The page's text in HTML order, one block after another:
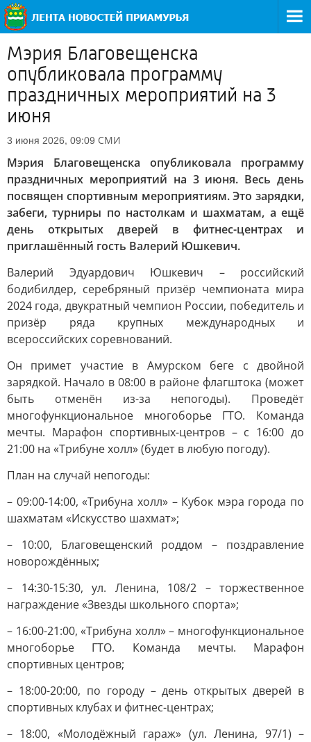
Мэрия Благовещенска
опубликовала программу
праздничных мероприятий на 3
июня
3 июня 2026, 09:09 СМИ
Мэрия Благовещенска опубликовала программу
праздничных мероприятий на 3 июня. Весь день
посвящен спортивным мероприятиям. Это зарядки,
забеги, турниры по настолкам и шахматам, а ещё
день открытых дверей в фитнес-центрах и
приглашённый гость Валерий Юшкевич.
Валерий Эдуардович Юшкевич – российский
бодибилдер, серебряный призёр чемпионата мира
2024 года, двукратный чемпион России, победитель и
призёр ряда крупных международных и
всероссийских соревнований.
Он примет участие в Амурском беге с двойной
зарядкой. Начало в 08:00 в районе флагштока (может
быть отменён из-за непогоды). Проведёт
многофункциональное многоборье ГТО. Команда
мечты. Марафон спортивных-центров – с 16:00 до
21:00 на «Трибуне холл» (будет в любую погоду).
План на случай непогоды:
– 09:00-14:00, «Трибуна холл» – Кубок мэра города по
шахматам «Искусство шахмат»;
– 10:00, Благовещенский роддом – поздравление
новорождённых;
– 14:30-15:30, ул. Ленина, 108/2 – торжественное
награждение «Звезды школьного спорта»;
– 16:00-21:00, «Трибуна холл» – многофункциональное
многоборье ГТО. Команда мечты. Марафон
спортивных центров;
– 18:00-20:00, по городу – день открытых дверей в
спортивных клубах и фитнес-центрах;
– 18:00, «Молодёжный гараж» (ул. Ленина, 97/1) –